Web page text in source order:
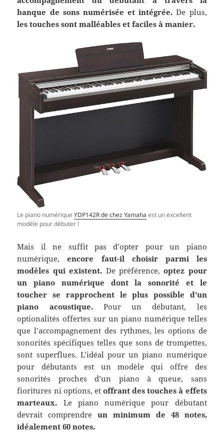
banque de sons numérisée et intégrée. De plus,
les touches sont malléables et faciles à manier.
Le piano numériqueYDP142R de chez Yamaha est un excellent
modèle pour débuter !
Mais il ne suffit pas d’opter pour un piano
numérique,encore faut-il choisir parmi les
modèles qui existent. De préférence,optez pour
un piano numérique dont la sonorité et le
toucher se rapprochent le plus possible d’un
piano acoustique.Pour un débutant, les
optionalités offertes sur un piano numérique telles
que l’accompagnement des rythmes, les options de
sonorités spécifiques telles que sons de trompettes,
sont superflues. L’idéal pour un piano numérique
pour débutants est un modèle qui offre des
sonorités proches d’un piano à queue, sans
fioritures ni options, et offrant des touches à effets
marteaux. Le piano numérique pour débutant
devrait comprendreun minimum de 48 notes,
idéalement 60 notes.